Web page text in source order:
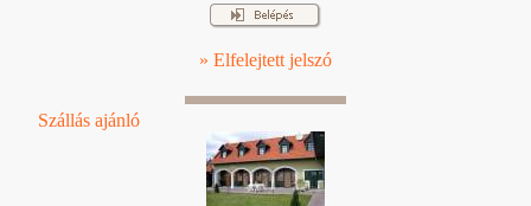
» Elfelejtett jelszó
Szállás ajánló